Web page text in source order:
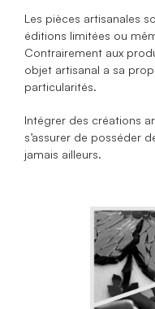
Les pièces artisanales
éditions limitées ou
Contrairement aux
objet artisanal a sa
particularités.
Intégrer des créations
s’assurer de posséder
jamais ailleurs.